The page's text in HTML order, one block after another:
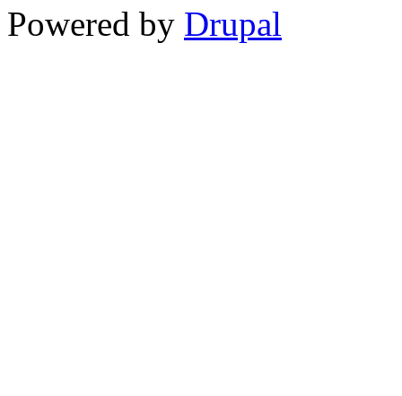
Powered by Drupal